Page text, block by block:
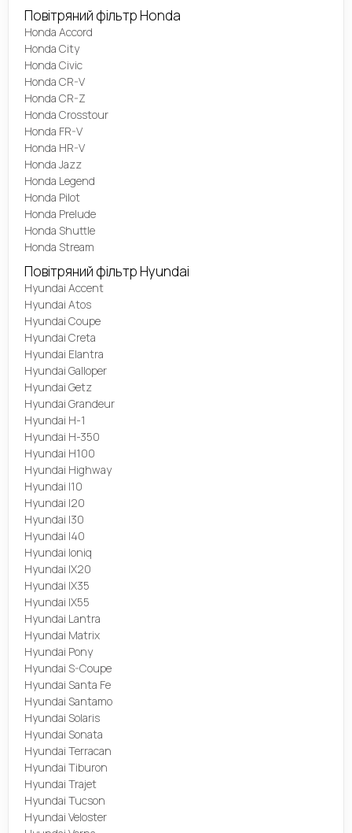
Повітряний фільтр Honda
Honda Accord
Honda City
Honda Civic
Honda CR-V
Honda CR-Z
Honda Crosstour
Honda FR-V
Honda HR-V
Honda Jazz
Honda Legend
Honda Pilot
Honda Prelude
Honda Shuttle
Honda Stream
Повітряний фільтр Hyundai
Hyundai Accent
Hyundai Atos
Hyundai Coupe
Hyundai Creta
Hyundai Elantra
Hyundai Galloper
Hyundai Getz
Hyundai Grandeur
Hyundai H-1
Hyundai H-350
Hyundai H100
Hyundai Highway
Hyundai I10
Hyundai I20
Hyundai I30
Hyundai I40
Hyundai Ioniq
Hyundai IX20
Hyundai IX35
Hyundai IX55
Hyundai Lantra
Hyundai Matrix
Hyundai Pony
Hyundai S-Coupe
Hyundai Santa Fe
Hyundai Santamo
Hyundai Solaris
Hyundai Sonata
Hyundai Terracan
Hyundai Tiburon
Hyundai Trajet
Hyundai Tucson
Hyundai Veloster